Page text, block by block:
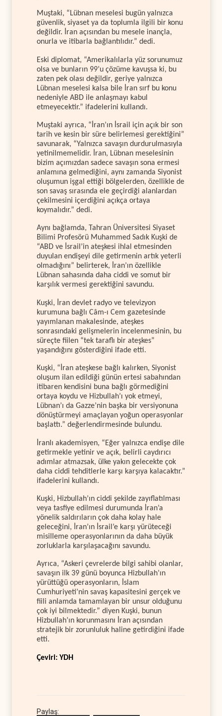
Muştaki, “Lübnan meselesi bugün yalnızca
güvenlik, siyaset ya da toplumla ilgili bir konu
değildir. İran açısından bu mesele inançla,
onurla ve itibarla bağlantılıdır.” dedi.
Eski diplomat, “Amerikalılarla yüz sorunumuz
olsa ve bunların 99’u çözüme kavuşsa ki, bu
zaten pek olası değildir, geriye yalnızca
Lübnan meselesi kalsa bile İran sırf bu konu
nedeniyle ABD ile anlaşmayı kabul
etmeyecektir.” ifadelerini kullandı.
Muştaki ayrıca, “İran’ın İsrail için açık bir son
tarih ve kesin bir süre belirlemesi gerektiğini”
savunarak, “Yalnızca savaşın durdurulmasıyla
yetinilmemelidir. İran, Lübnan meselesinin
bizim açımızdan sadece savaşın sona ermesi
anlamına gelmediğini, aynı zamanda Siyonist
oluşumun işgal ettiği bölgelerden, özellikle de
son savaş sırasında ele geçirdiği alanlardan
çekilmesini içerdiğini açıkça ortaya
koymalıdır.” dedi.
Aynı bağlamda, Tahran Üniversitesi Siyaset
Bilimi Profesörü Muhammed Sadık Kuşki de
“ABD ve İsrail’in ateşkesi ihlal etmesinden
duyulan endişeyi dile getirmenin artık yeterli
olmadığını” belirterek, İran’ın özellikle
Lübnan sahasında daha ciddi ve somut bir
karşılık vermesi gerektiğini savundu.
Kuşki, İran devlet radyo ve televizyon
kurumuna bağlı Câm-ı Cem gazetesinde
yayımlanan makalesinde, ateşkes
sonrasındaki gelişmelerin incelenmesinin, bu
süreçte fiilen “tek taraflı bir ateşkes”
yaşandığını gösterdiğini ifade etti.
Kuşki, “İran ateşkese bağlı kalırken, Siyonist
oluşum ilan edildiği günün ertesi sabahından
itibaren kendisini buna bağlı görmediğini
ortaya koydu ve Hizbullah’ı yok etmeyi,
Lübnan’ı da Gazze’nin başka bir versiyonuna
dönüştürmeyi amaçlayan yoğun operasyonlar
başlattı.” değerlendirmesinde bulundu.
İranlı akademisyen, “Eğer yalnızca endişe dile
getirmekle yetinir ve açık, belirli caydırıcı
adımlar atmazsak, ülke yakın gelecekte çok
daha ciddi tehditlerle karşı karşıya kalacaktır.”
ifadelerini kullandı.
Kuşki, Hizbullah’ın ciddi şekilde zayıflatılması
veya tasfiye edilmesi durumunda İran’a
yönelik saldırıların çok daha kolay hale
geleceğini, İran’ın İsrail’e karşı yürüteceği
misilleme operasyonlarının da daha büyük
zorluklarla karşılaşacağını savundu.
Ayrıca, “Askeri çevrelerde bilgi sahibi olanlar,
savaşın ilk 39 günü boyunca Hizbullah’ın
yürüttüğü operasyonların, İslam
Cumhuriyeti’nin savaş kapasitesini gerçek ve
fiili anlamda tamamlayan bir unsur olduğunu
çok iyi bilmektedir.” diyen Kuşki, bunun
Hizbullah’ın korunmasını İran açısından
stratejik bir zorunluluk haline getirdiğini ifade
etti.
Çeviri: YDH
Paylaş: